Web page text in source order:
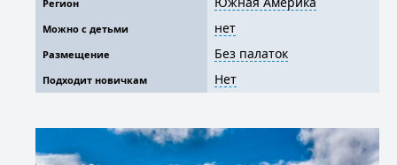
Регион
Можно с детьми нет
Размещение Без палаток
Подходит новичкам Нет